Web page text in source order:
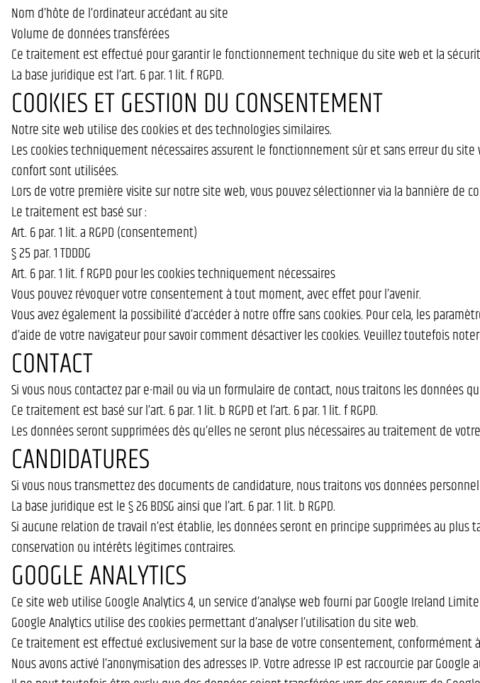
Nom d’hôte de l’ordinateur accédant au site
Volume de données transférées
Ce traitement est effectué pour garantir le fonctionnement technique du site web et la
La base juridique est l’art. 6 par. 1 lit. f RGPD.
COOKIES ET GESTION DU CONSENTEMENT
Notre site web utilise des cookies et des technologies similaires.
Les cookies techniquement nécessaires assurent le fonctionnement sûr et sans erreur du
confort sont utilisées.
Lors de votre première visite sur notre site web, vous pouvez sélectionner via la bannière de
Le traitement est basé sur :
Art. 6 par. 1 lit. a RGPD (consentement)
§ 25 par. 1 TDDDG
Art. 6 par. 1 lit. f RGPD pour les cookies techniquement nécessaires
Vous pouvez révoquer votre consentement à tout moment, avec effet pour l’avenir.
Vous avez également la possibilité d’accéder à notre offre sans cookies. Pour cela, les
d’aide de votre navigateur pour savoir comment désactiver les cookies. Veuillez toutefois
CONTACT
Si vous nous contactez par e-mail ou via un formulaire de contact, nous traitons les données
Ce traitement est basé sur l’art. 6 par. 1 lit. b RGPD et l’art. 6 par. 1 lit. f RGPD.
Les données seront supprimées dès qu’elles ne seront plus nécessaires au traitement de
CANDIDATURES
Si vous nous transmettez des documents de candidature, nous traitons vos données
La base juridique est le § 26 BDSG ainsi que l’art. 6 par. 1 lit. b RGPD.
Si aucune relation de travail n’est établie, les données seront en principe supprimées au
conservation ou intérêts légitimes contraires.
GOOGLE ANALYTICS
Ce site web utilise Google Analytics 4, un service d’analyse web fourni par Google Ireland
Google Analytics utilise des cookies permettant d’analyser l’utilisation du site web.
Ce traitement est effectué exclusivement sur la base de votre consentement, conformément à
Nous avons activé l’anonymisation des adresses IP. Votre adresse IP est raccourcie par